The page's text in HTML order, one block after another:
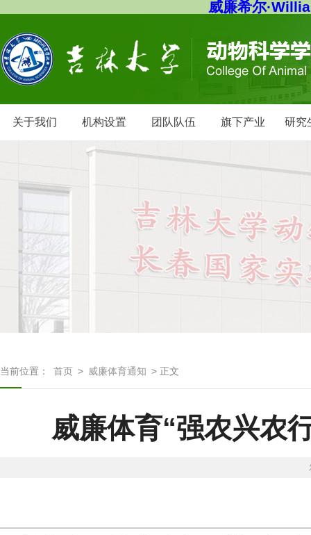
威廉希尔
关于我们 机构设置 团队队伍 旗下产业 研究
当前位置： 首页 > 威廉体育通知 > 正文
威廉体育“强农兴农